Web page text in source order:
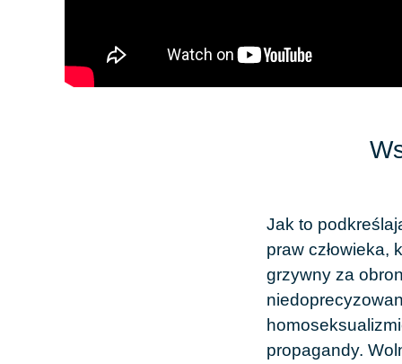
Jak to
praw człowieka,
grzywny za
propagandy.